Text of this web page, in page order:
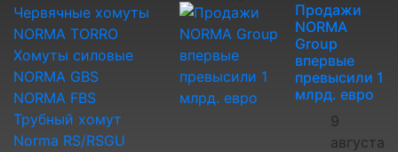
Червячные хомуты
NORMA TORRO
Хомуты силовые
NORMA GBS
NORMA FBS
Трубный хомут
Norma RS/RSGU
Продажи
NORMA
Group
впервые
превысили 1
млрд. евро
9
августа